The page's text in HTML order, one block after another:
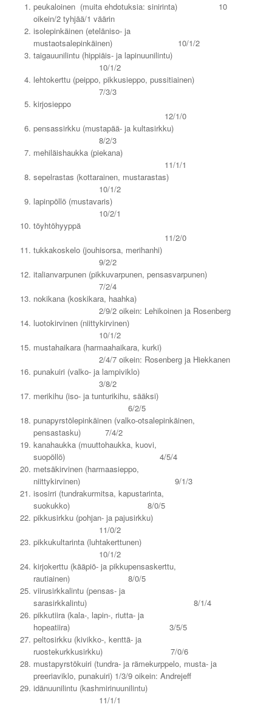
peukaloinen (muita ehdotuksia: sinirinta) 10
oikein/2 tyhjää/1 väärin
isolepinkäinen (eteläniso- ja
mustaotsalepinkäinen) 10/1/2
taigauunilintu (hippiäis- ja lapinuunilintu)
10/1/2
lehtokerttu (peippo, pikkusieppo, pussitiainen)
7/3/3
kirjosieppo
12/1/0
pensassirkku (mustapää- ja kultasirkku)
8/2/3
mehiläishaukka (piekana)
11/1/1
sepelrastas (kottarainen, mustarastas)
10/1/2
lapinpöllö (mustavaris)
10/2/1
töyhtöhyyppä
11/2/0
tukkakoskelo (jouhisorsa, merihanhi)
9/2/2
italianvarpunen (pikkuvarpunen, pensasvarpunen)
7/2/4
nokikana (koskikara, haahka)
2/9/2 oikein: Lehikoinen ja Rosenberg
luotokirvinen (niittykirvinen)
10/1/2
mustahaikara (harmaahaikara, kurki)
2/4/7 oikein: Rosenberg ja Hiekkanen
punakuiri (valko- ja lampiviklo)
3/8/2
merikihu (iso- ja tunturikihu, sääksi)
6/2/5
punapyrstölepinkäinen (valko-otsalepinkäinen,
pensastasku) 7/4/2
kanahaukka (muuttohaukka, kuovi,
suopöllö) 4/5/4
metsäkirvinen (harmaasieppo,
niittykirvinen) 9/1/3
isosirri (tundrakurmitsa, kapustarinta,
suokukko) 8/0/5
pikkusirkku (pohjan- ja pajusirkku)
11/0/2
pikkukultarinta (luhtakerttunen)
10/1/2
kirjokerttu (kääpiö- ja pikkupensaskerttu,
rautiainen) 8/0/5
viirusirkkalintu (pensas- ja
sarasirkkalintu) 8/1/4
pikkutiira (kala-, lapin-, riutta- ja
hopeatiira) 3/5/5
peltosirkku (kivikko-, kenttä- ja
ruostekurkkusirkku) 7/0/6
mustapyrstökuiri (tundra- ja rämekurppelo, musta- ja
preeriaviklo, punakuiri) 1/3/9 oikein: Andrejeff
idänuunilintu (kashmirinuunilintu)
11/1/1